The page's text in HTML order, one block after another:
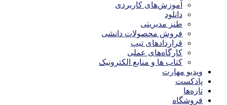
آموزش‌های کاربردی
دانلود
طنز مدیریتی
فروش محصولات دانشی
قراردادهای تیپ
کارگاه‌های عملی
کتاب ها و منابع الکترونیک
ویدیو مهارت
پادکست
تازه‌ها
فروشگاه